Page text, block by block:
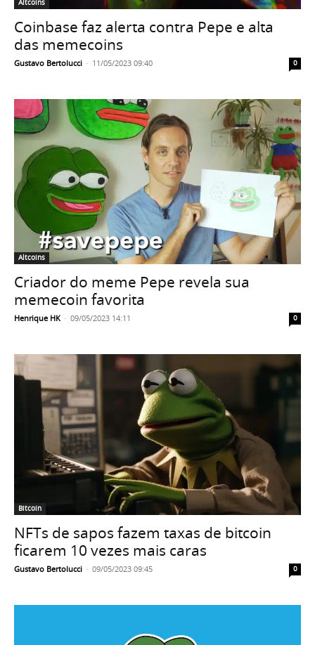
Altcoins
Coinbase faz alerta contra Pepe e alta
das memecoins
Gustavo Bertolucci - 11/05/2023 09:40 0
Altcoins
Criador do meme Pepe revela sua
memecoin favorita
Henrique HK - 09/05/2023 14:11 0
Bitcoin
NFTs de sapos fazem taxas de bitcoin
ficarem 10 vezes mais caras
Gustavo Bertolucci - 09/05/2023 09:45 0